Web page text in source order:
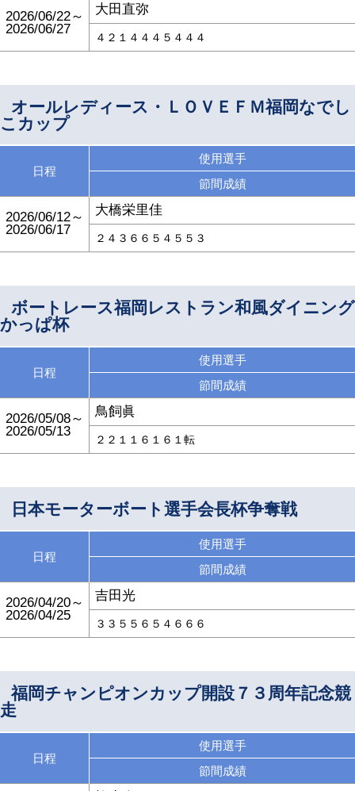
2026/06/22～
2026/06/27
大田直弥
４２１４４４５４４４
オールレディース・ＬＯＶＥＦＭ福岡なでし
こカップ
日程
使用選手
節間成績
2026/06/12～
2026/06/17
大橋栄里佳
２４３６６５４５５３
ボートレース福岡レストラン和風ダイニング
かっぱ杯
日程
使用選手
節間成績
2026/05/08～
2026/05/13
鳥飼眞
２２１１６１６１転
日本モーターボート選手会長杯争奪戦
日程
使用選手
節間成績
2026/04/20～
2026/04/25
吉田光
３３５５６５４６６６
福岡チャンピオンカップ開設７３周年記念競
走
日程
使用選手
節間成績